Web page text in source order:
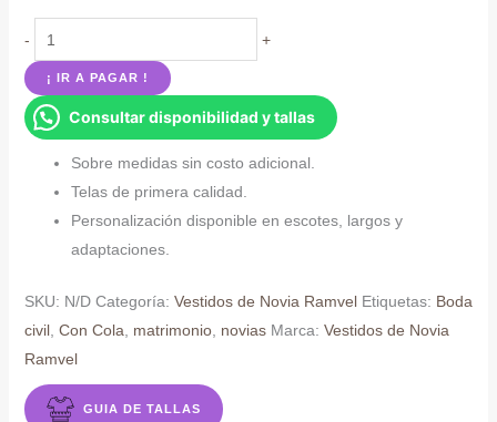
-
Vestido
de
novia
clásico
+
¡ IR A PAGAR !
Consultar disponibilidad y tallas
Sobre medidas sin costo adicional.
Telas de primera calidad.
Personalización disponible en escotes, largos y
adaptaciones.
SKU: N/D Categoría: Vestidos de Novia Ramvel Etiquetas: Boda
civil, Con Cola, matrimonio, novias Marca: Vestidos de Novia
Ramvel
GUIA DE TALLAS